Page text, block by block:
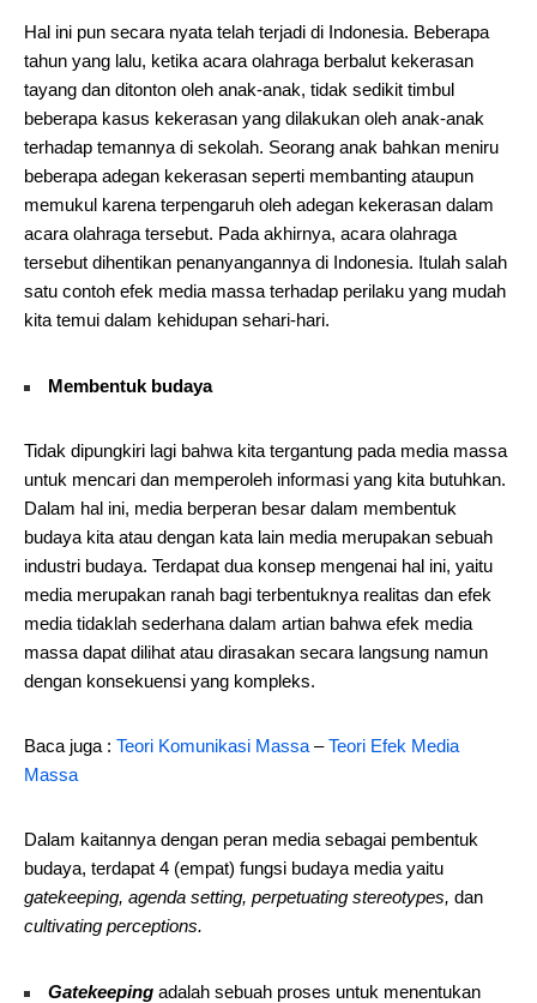
Hal ini pun secara nyata telah terjadi di Indonesia. Beberapa
tahun yang lalu, ketika acara olahraga berbalut kekerasan
tayang dan ditonton oleh anak-anak, tidak sedikit timbul
beberapa kasus kekerasan yang dilakukan oleh anak-anak
terhadap temannya di sekolah. Seorang anak bahkan meniru
beberapa adegan kekerasan seperti membanting ataupun
memukul karena terpengaruh oleh adegan kekerasan dalam
acara olahraga tersebut. Pada akhirnya, acara olahraga
tersebut dihentikan penanyangannya di Indonesia. Itulah salah
satu contoh efek media massa terhadap perilaku yang mudah
kita temui dalam kehidupan sehari-hari.
Membentuk budaya
Tidak dipungkiri lagi bahwa kita tergantung pada media massa
untuk mencari dan memperoleh informasi yang kita butuhkan.
Dalam hal ini, media berperan besar dalam membentuk
budaya kita atau dengan kata lain media merupakan sebuah
industri budaya. Terdapat dua konsep mengenai hal ini, yaitu
media merupakan ranah bagi terbentuknya realitas dan efek
media tidaklah sederhana dalam artian bahwa efek media
massa dapat dilihat atau dirasakan secara langsung namun
dengan konsekuensi yang kompleks.
Baca juga : Teori Komunikasi Massa –Teori Efek Media
Massa
Dalam kaitannya dengan peran media sebagai pembentuk
budaya, terdapat 4 (empat) fungsi budaya media yaitu
gatekeeping, agenda setting, perpetuating stereotypes, dan
cultivating perceptions.
Gatekeeping adalah sebuah proses untuk menentukan